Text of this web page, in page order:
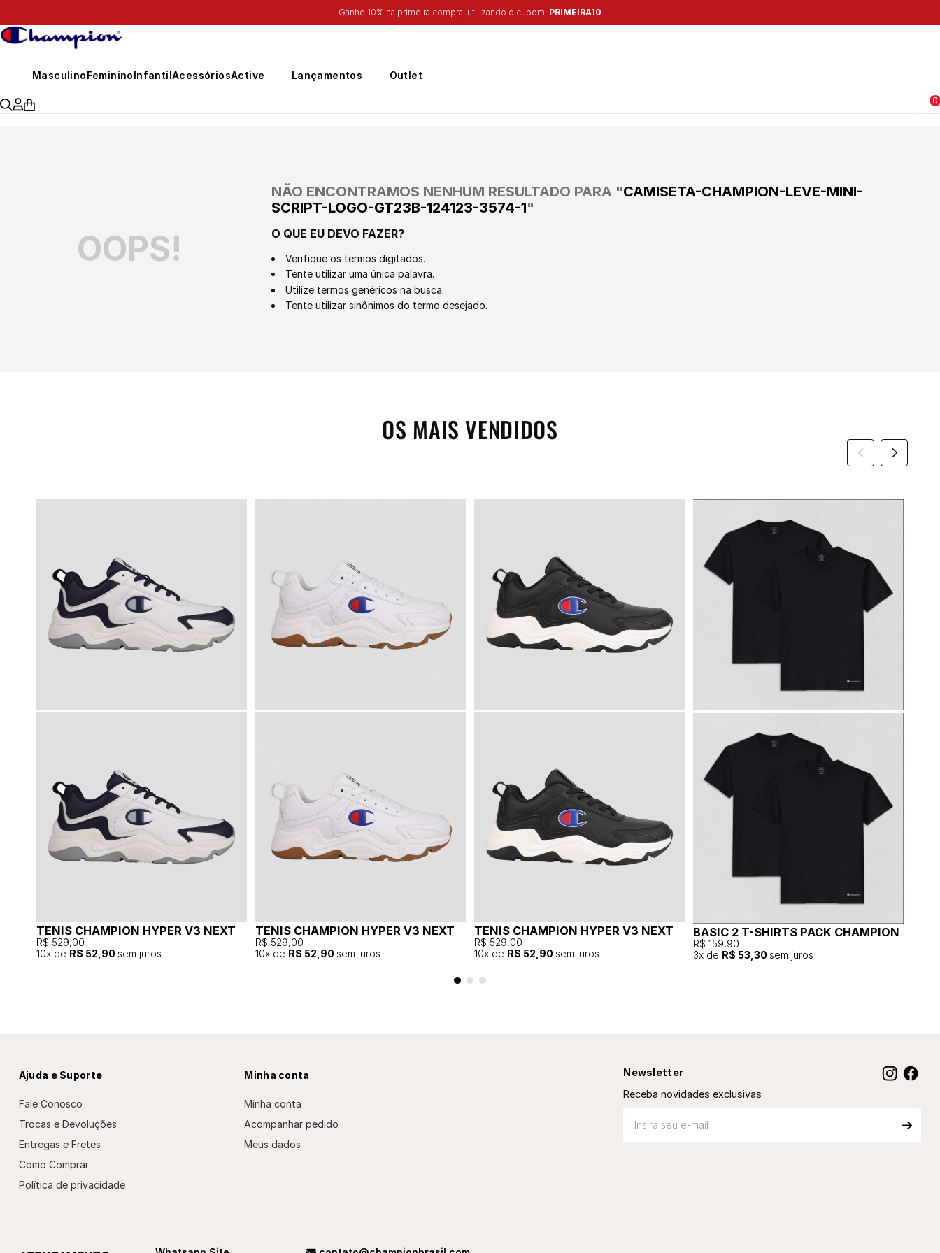
Ganhe 10% na primeira compra, utilizando o cupom: PRIMEIRA10
MasculinoFemininoInfantilAcessóriosActive Lançamentos Outlet
0
OOPS!
NÃO ENCONTRAMOS NENHUM RESULTADO PARA "CAMISETA-CHAMPION-LEVE-MINI-
SCRIPT-LOGO-GT23B-124123-3574-1"
O QUE EU DEVO FAZER?
Verifique os termos digitados.
Tente utilizar uma única palavra.
Utilize termos genéricos na busca.
Tente utilizar sinônimos do termo desejado.
OS MAIS VENDIDOS
TENIS CHAMPION HYPER V3 NEXT
R$ 529,00
10x de R$ 52,90 sem juros
TENIS CHAMPION HYPER V3 NEXT
R$ 529,00
10x de R$ 52,90 sem juros
TENIS CHAMPION HYPER V3 NEXT
R$ 529,00
10x de R$ 52,90 sem juros
BASIC 2 T-SHIRTS PACK CHAMPION
R$ 159,90
3x de R$ 53,30 sem juros
Newsletter
Receba novidades exclusivas
Ajuda e Suporte
Fale Conosco
Trocas e Devoluções
Entregas e Fretes
Como Comprar
Política de privacidade
Minha conta
Minha conta
Acompanhar pedido
Meus dados